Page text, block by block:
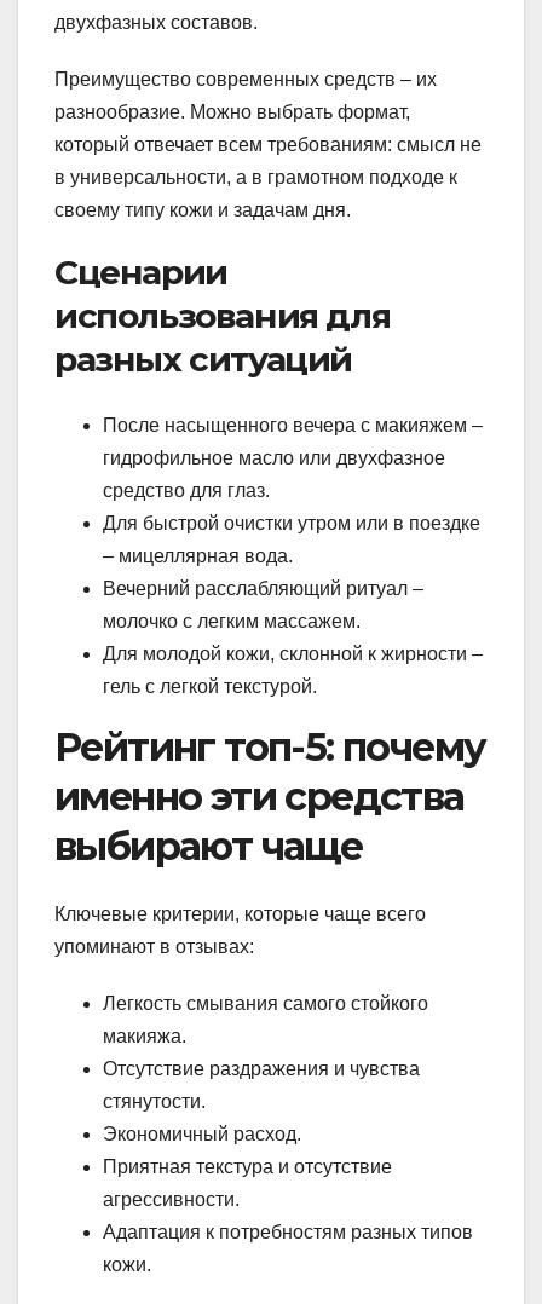
двухфазных составов.
Преимущество современных средств – их
разнообразие. Можно выбрать формат,
который отвечает всем требованиям: смысл не
в универсальности, а в грамотном подходе к
своему типу кожи и задачам дня.
Сценарии
использования для
разных ситуаций
После насыщенного вечера с макияжем –
гидрофильное масло или двухфазное
средство для глаз.
Для быстрой очистки утром или в поездке
– мицеллярная вода.
Вечерний расслабляющий ритуал –
молочко с легким массажем.
Для молодой кожи, склонной к жирности –
гель с легкой текстурой.
Рейтинг топ-5: почему
именно эти средства
выбирают чаще
Ключевые критерии, которые чаще всего
упоминают в отзывах:
Легкость смывания самого стойкого
макияжа.
Отсутствие раздражения и чувства
стянутости.
Экономичный расход.
Приятная текстура и отсутствие
агрессивности.
Адаптация к потребностям разных типов
кожи.